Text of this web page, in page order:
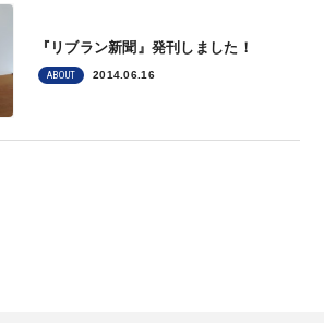
『リブラン新聞』発刊しました！
ABOUT 2014.06.16